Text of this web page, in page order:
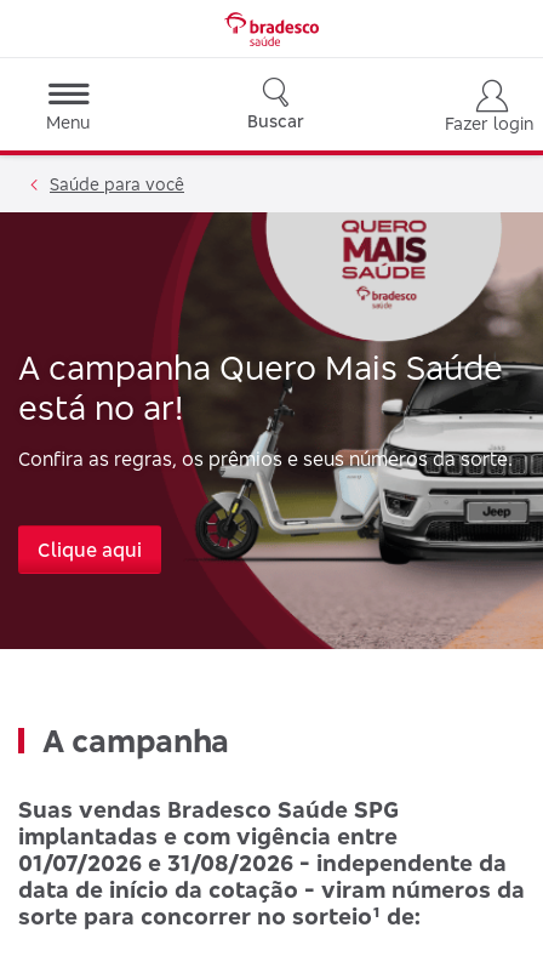
Menu Buscar Fazer login
Saúde para você
A campanha Quero Mais Saúde
está no ar!
Confira as regras, os prêmios e seus números da sorte.
Clique aqui
A campanha
Suas vendas Bradesco Saúde SPG
implantadas e com vigência entre
01/07/2026 e 31/08/2026 - independente da
data de início da cotação - viram números da
sorte para concorrer no sorteio¹ de: